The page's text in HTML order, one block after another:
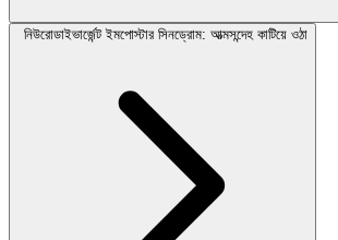
নিউরোডাইভার্জেন্ট ইমপোস্টার সিনড্রোম: আত্মসন্দেহ কাটিয়ে ওঠা